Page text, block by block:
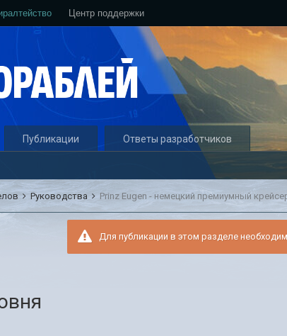
Центр поддержки
Публикации Ответы разработчиков
Руководства Prinz Eugen - немецкий премиумный
Для публикации в этом разделе